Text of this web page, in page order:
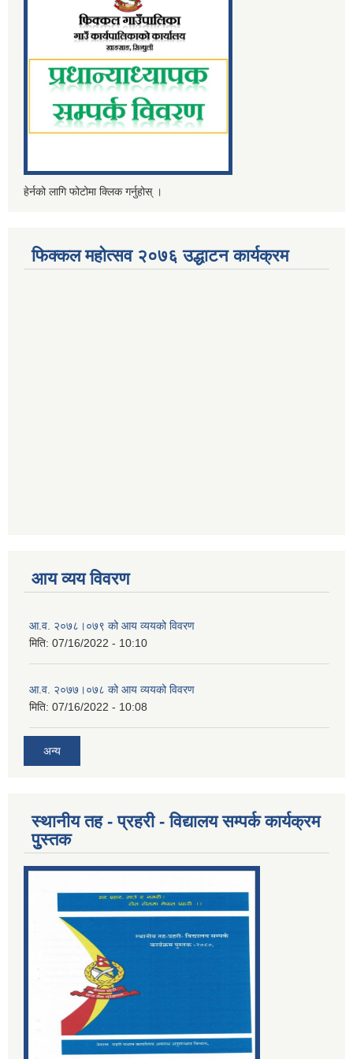
हेर्नको लागि फोटोमा क्लिक गर्नुहोस् ।
फिक्कल महोत्सव २०७६ उद्धाटन कार्यक्रम
आय व्यय विवरण
आ.व. २०७८।०७९ को आय व्ययको विवरण
मिति: 07/16/2022 - 10:10
आ.व. २०७७।०७८ को आय व्ययको विवरण
मिति: 07/16/2022 - 10:08
अन्य
स्थानीय तह - प्रहरी - विद्यालय सम्पर्क कार्यक्रम
पुुस्तक